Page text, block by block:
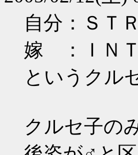
自分：ＳＴ
嫁 ：ＩＮ
というクル
クルセ子の